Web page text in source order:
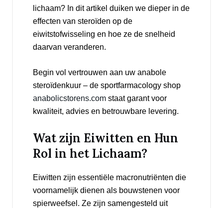
lichaam? In dit artikel duiken we dieper in de
effecten van steroïden op de
eiwitstofwisseling en hoe ze de snelheid
daarvan veranderen.
Begin vol vertrouwen aan uw anabole
steroïdenkuur – de sportfarmacology shop
anabolicstorens.com staat garant voor
kwaliteit, advies en betrouwbare levering.
Wat zijn Eiwitten en Hun
Rol in het Lichaam?
Eiwitten zijn essentiële macronutriënten die
voornamelijk dienen als bouwstenen voor
spierweefsel. Ze zijn samengesteld uit